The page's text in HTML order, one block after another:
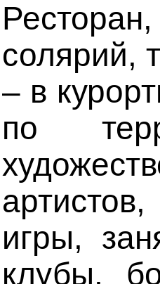
солярий,
– в
по
игры,
клубы,